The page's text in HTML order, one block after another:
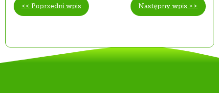
<< Poprzedni wpis Następny wpis >>